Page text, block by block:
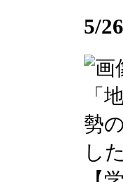
5/
「
勢
し